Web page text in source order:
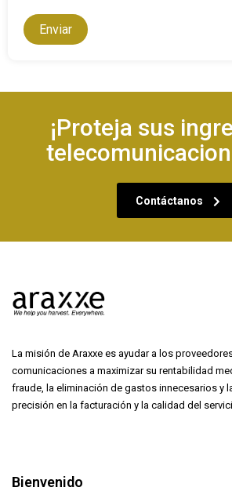
¡Proteja sus
Contáctanos
La misión de Araxxe es ayudar a los
comunicaciones a maximizar su rentabilidad
fraude, la eliminación de gastos innecesarios y
precisión en la facturación y la calidad del
Bienvenido